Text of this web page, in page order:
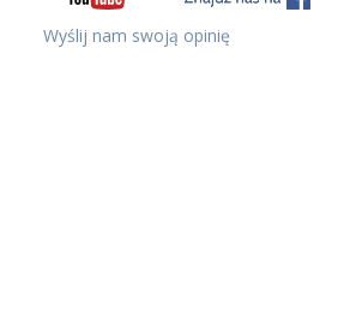
Wyślij nam swoją opinię